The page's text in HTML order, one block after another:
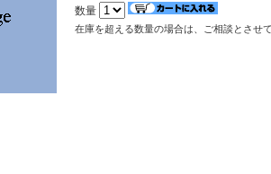
数量
在庫を超える数量の場合は、ご相談とさせ